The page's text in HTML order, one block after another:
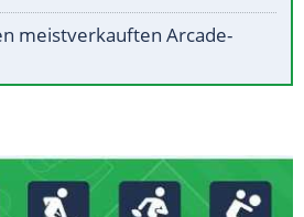
meistverkauften Arcade-